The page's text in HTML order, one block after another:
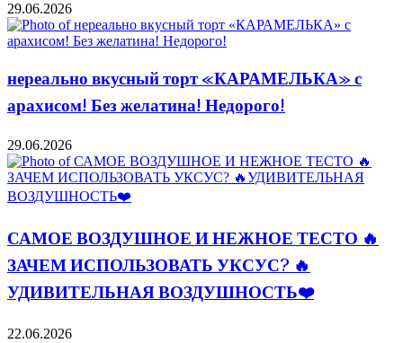
29.06.2026
нереально вкусный торт «КАРАМЕЛЬКА» с
арахисом! Без желатина! Недорого!
29.06.2026
САМОЕ ВОЗДУШНОЕ И НЕЖНОЕ ТЕСТО 🔥
ЗАЧЕМ ИСПОЛЬЗОВАТЬ УКСУС? 🔥
УДИВИТЕЛЬНАЯ ВОЗДУШНОСТЬ❤️
22.06.2026